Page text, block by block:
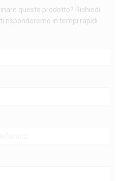
questo prodotto? Richiedi
risponderemo in tempi rapidi.